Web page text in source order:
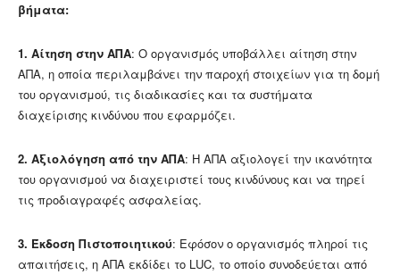
βήματα:
1. Αίτηση στην ΑΠΑ: Ο οργανισμός υποβάλλει αίτηση στην
ΑΠΑ, η οποία περιλαμβάνει την παροχή στοιχείων για τη δομή
του οργανισμού, τις διαδικασίες και τα συστήματα
διαχείρισης κινδύνου που εφαρμόζει.
2. Αξιολόγηση από την ΑΠΑ: Η ΑΠΑ αξιολογεί την ικανότητα
του οργανισμού να διαχειριστεί τους κινδύνους και να τηρεί
τις προδιαγραφές ασφαλείας.
3. Έκδοση Πιστοποιητικού: Εφόσον ο οργανισμός πληροί τις
απαιτήσεις, η ΑΠΑ εκδίδει το LUC, το οποίο συνοδεύεται από